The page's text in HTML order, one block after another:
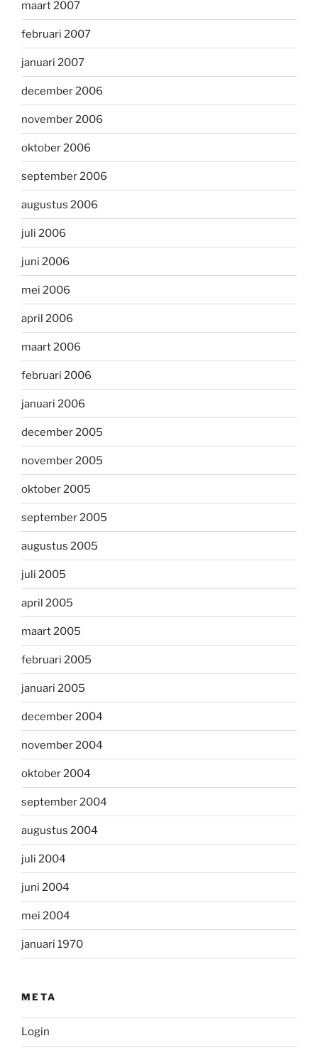
maart 2007
februari 2007
januari 2007
december 2006
november 2006
oktober 2006
september 2006
augustus 2006
juli 2006
juni 2006
mei 2006
april 2006
maart 2006
februari 2006
januari 2006
december 2005
november 2005
oktober 2005
september 2005
augustus 2005
juli 2005
april 2005
maart 2005
februari 2005
januari 2005
december 2004
november 2004
oktober 2004
september 2004
augustus 2004
juli 2004
juni 2004
mei 2004
januari 1970
META
Login